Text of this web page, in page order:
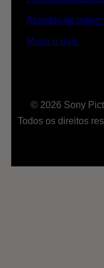
Acordos de
Muda o país
© 2026 Sony
Todos os direitos